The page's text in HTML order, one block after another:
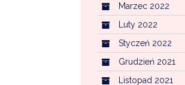
Marzec 2022
Luty 2022
Styczeń 2022
Grudzień 2021
Listopad 2021